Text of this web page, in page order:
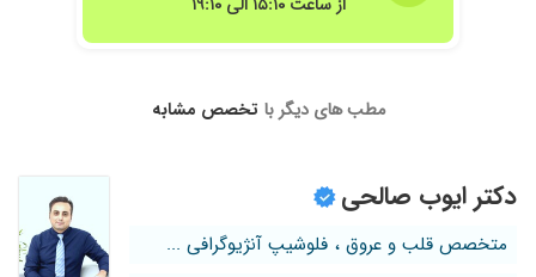
از ساعت ۱۵:۱۰ الی ۱۹:۱۰
مطب های دیگر با تخصص مشابه
دکتر ایوب صالحی
متخصص قلب و عروق ، فلوشیپ آنژیوگرافی ...